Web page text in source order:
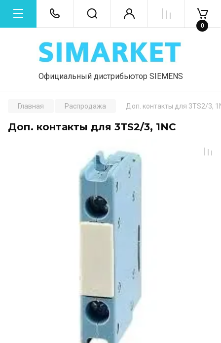
Официальный дистрибьютор SIEMENS
0
Главная Распродажа Доп. контакты для 3TS2/3,
Доп. контакты для 3TS2/3, 1NC